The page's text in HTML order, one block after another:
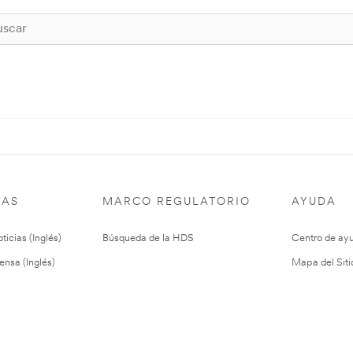
(Inglés)
(Inglés)
MARCO REGULATORIO
Búsqueda de la HDS
AYUDA
Centro de
Mapa del